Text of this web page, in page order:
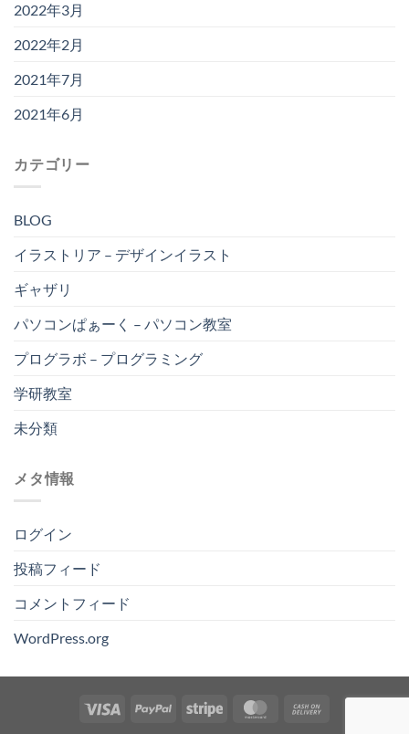
2022年3月
2022年2月
2021年7月
2021年6月
カテゴリー
BLOG
イラストリア – デザインイラスト
ギャザリ
パソコンぱぁーく – パソコン教室
プログラボ – プログラミング
学研教室
未分類
メタ情報
ログイン
投稿フィード
コメントフィード
WordPress.org